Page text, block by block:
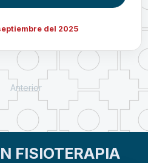
del 2025
Anterior
FISIOTERAPIA